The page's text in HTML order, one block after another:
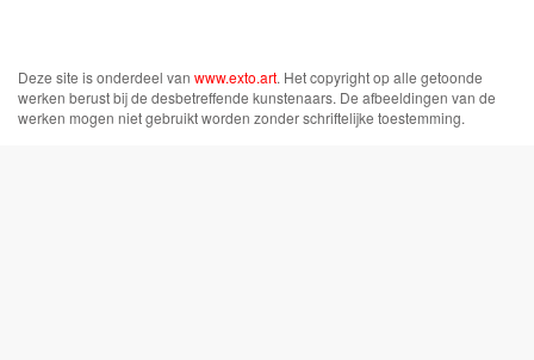
Deze site is onderdeel van www.exto.art. Het copyright op alle getoonde
werken berust bij de desbetreffende kunstenaars. De afbeeldingen van de
werken mogen niet gebruikt worden zonder schriftelijke toestemming.